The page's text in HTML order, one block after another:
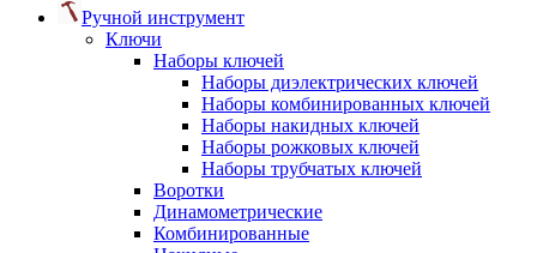
Ручной инструмент
Ключи
Наборы ключей
Наборы диэлектрических ключей
Наборы комбинированных ключей
Наборы накидных ключей
Наборы рожковых ключей
Наборы трубчатых ключей
Воротки
Динамометрические
Комбинированные